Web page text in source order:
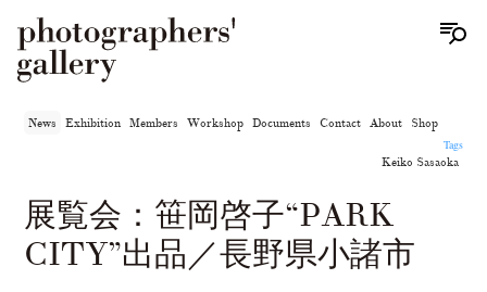
News Exhibition Members Workshop Documents Contact About
Shop
Tags
Keiko Sasaoka
展覧会：笹岡啓子“PARK
CITY”出品／長野県小諸市